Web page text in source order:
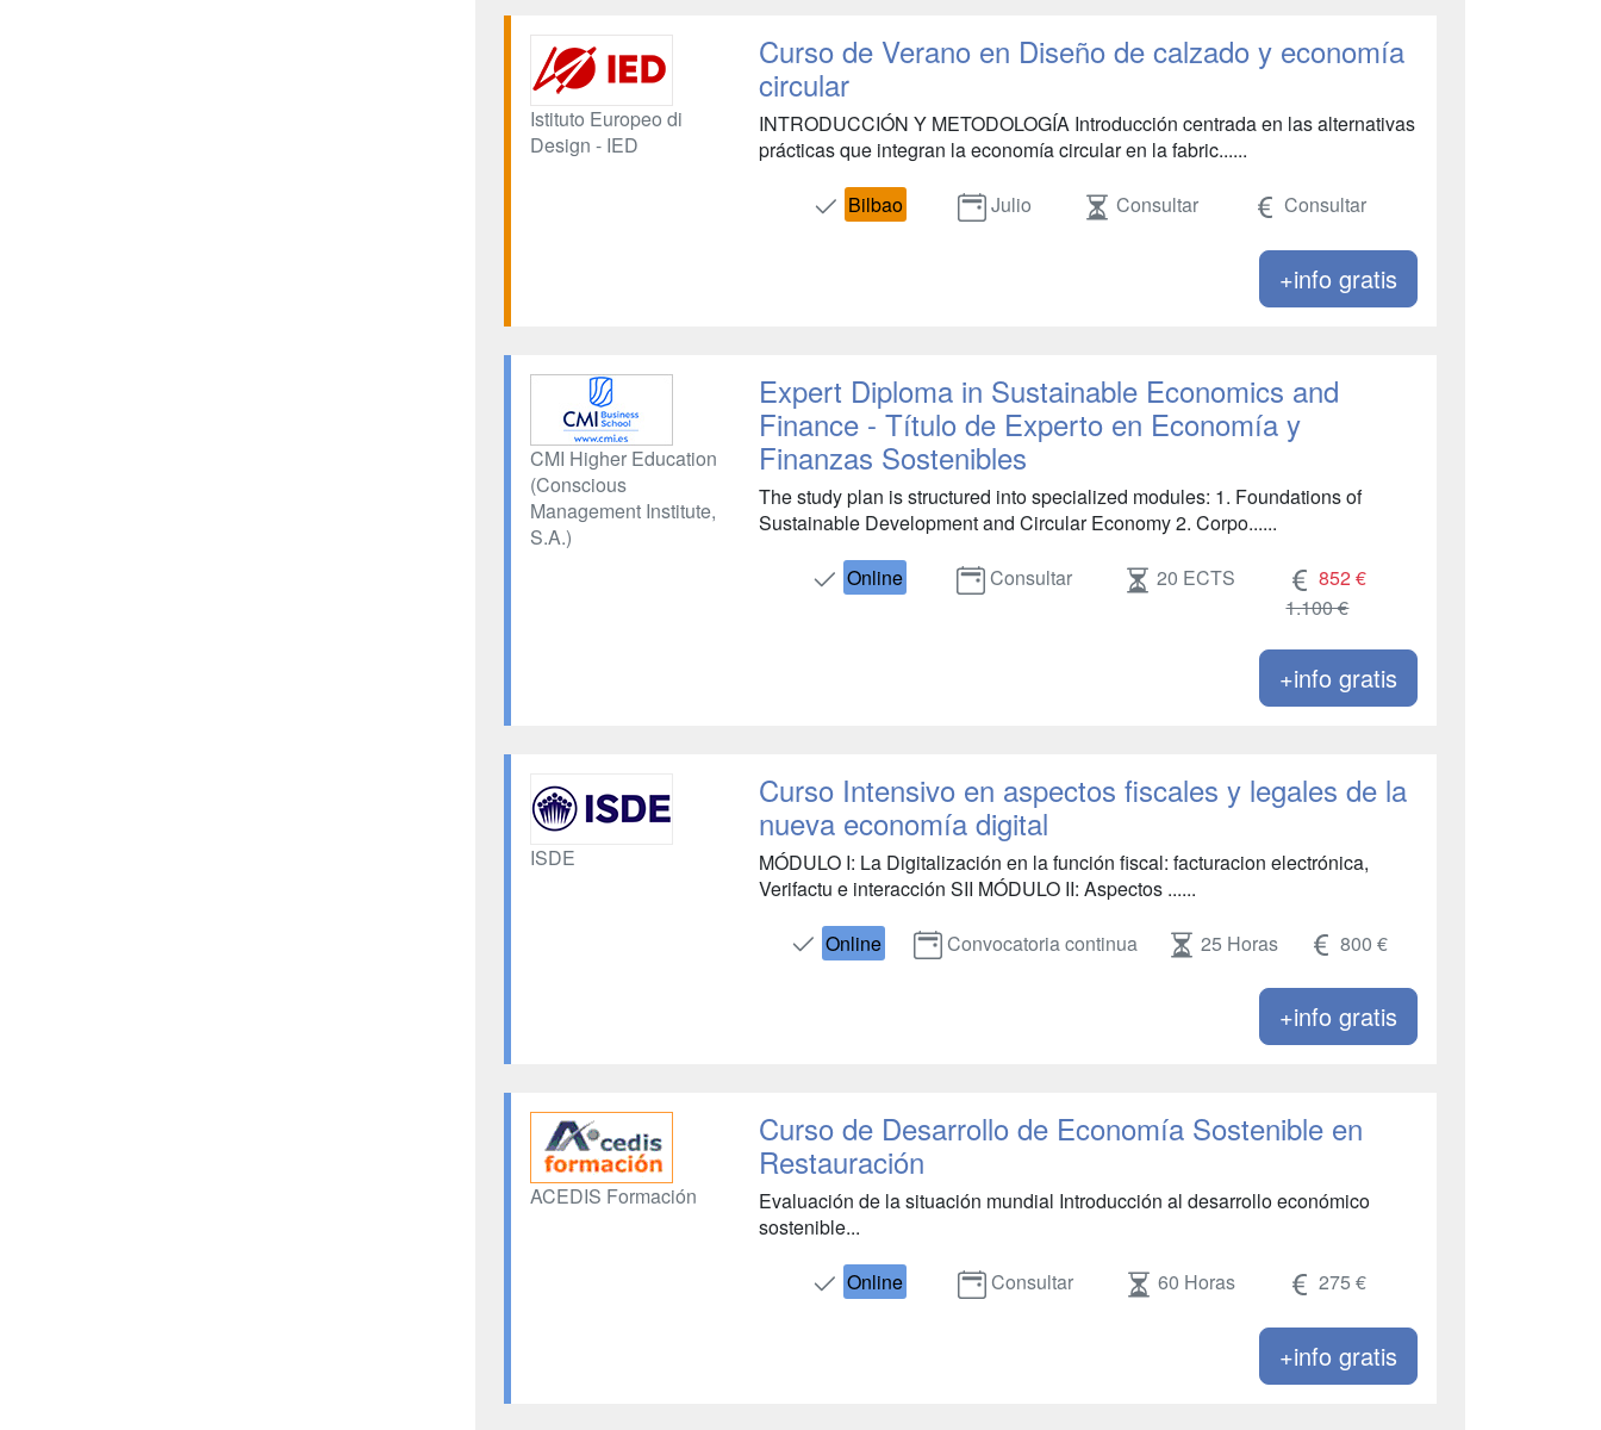
Istituto Europeo di
Design - IED
Curso de Verano en Diseño de calzado y economía
circular
INTRODUCCIÓN Y METODOLOGÍA Introducción centrada en las alternativas
prácticas que integran la economía circular en la fabric......
Bilbao
Julio Consultar Consultar
+info gratis
CMI Higher Education
(Conscious
Management Institute,
S.A.)
Expert Diploma in Sustainable Economics and
Finance - Título de Experto en Economía y
Finanzas Sostenibles
The study plan is structured into specialized modules: 1. Foundations of
Sustainable Development and Circular Economy 2. Corpo......
Online
Consultar 20 ECTS
852 €
1.100 €
+info gratis
ISDE
Curso Intensivo en aspectos fiscales y legales de la
nueva economía digital
MÓDULO I: La Digitalización en la función fiscal: facturacion electrónica,
Verifactu e interacción SII MÓDULO II: Aspectos ......
Online
Convocatoria continua 25 Horas 800 €
+info gratis
ACEDIS Formación
Curso de Desarrollo de Economía Sostenible en
Restauración
Evaluación de la situación mundial Introducción al desarrollo económico
sostenible...
Online
Consultar 60 Horas 275 €
+info gratis